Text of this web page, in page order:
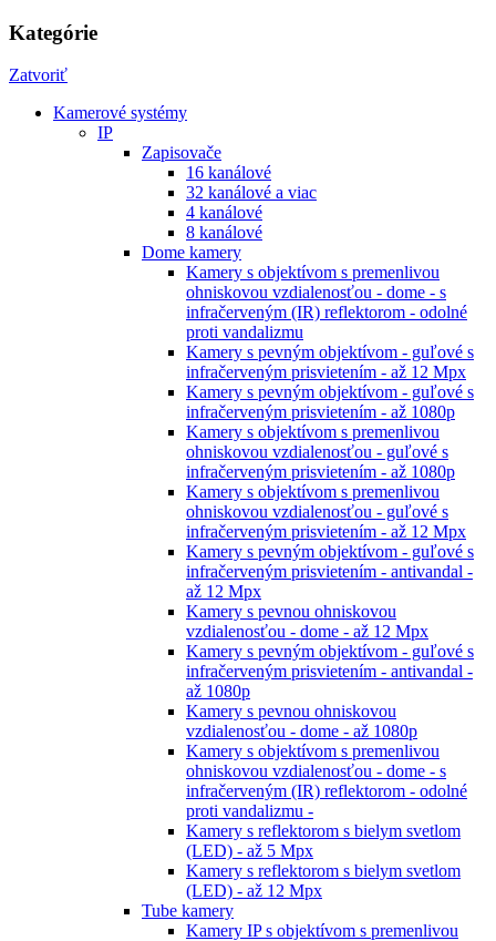
Kategórie
Zatvoriť
Kamerové systémy
IP
Zapisovače
16 kanálové
32 kanálové a viac
4 kanálové
8 kanálové
Dome kamery
Kamery s objektívom s premenlivou
ohniskovou vzdialenosťou - dome - s
infračerveným (IR) reflektorom - odolné
proti vandalizmu
Kamery s pevným objektívom - guľové s
infračerveným prisvietením - až 12 Mpx
Kamery s pevným objektívom - guľové s
infračerveným prisvietením - až 1080p
Kamery s objektívom s premenlivou
ohniskovou vzdialenosťou - guľové s
infračerveným prisvietením - až 1080p
Kamery s objektívom s premenlivou
ohniskovou vzdialenosťou - guľové s
infračerveným prisvietením - až 12 Mpx
Kamery s pevným objektívom - guľové s
infračerveným prisvietením - antivandal -
až 12 Mpx
Kamery s pevnou ohniskovou
vzdialenosťou - dome - až 12 Mpx
Kamery s pevným objektívom - guľové s
infračerveným prisvietením - antivandal -
až 1080p
Kamery s pevnou ohniskovou
vzdialenosťou - dome - až 1080p
Kamery s objektívom s premenlivou
ohniskovou vzdialenosťou - dome - s
infračerveným (IR) reflektorom - odolné
proti vandalizmu -
Kamery s reflektorom s bielym svetlom
(LED) - až 5 Mpx
Kamery s reflektorom s bielym svetlom
(LED) - až 12 Mpx
Tube kamery
Kamery IP s objektívom s premenlivou